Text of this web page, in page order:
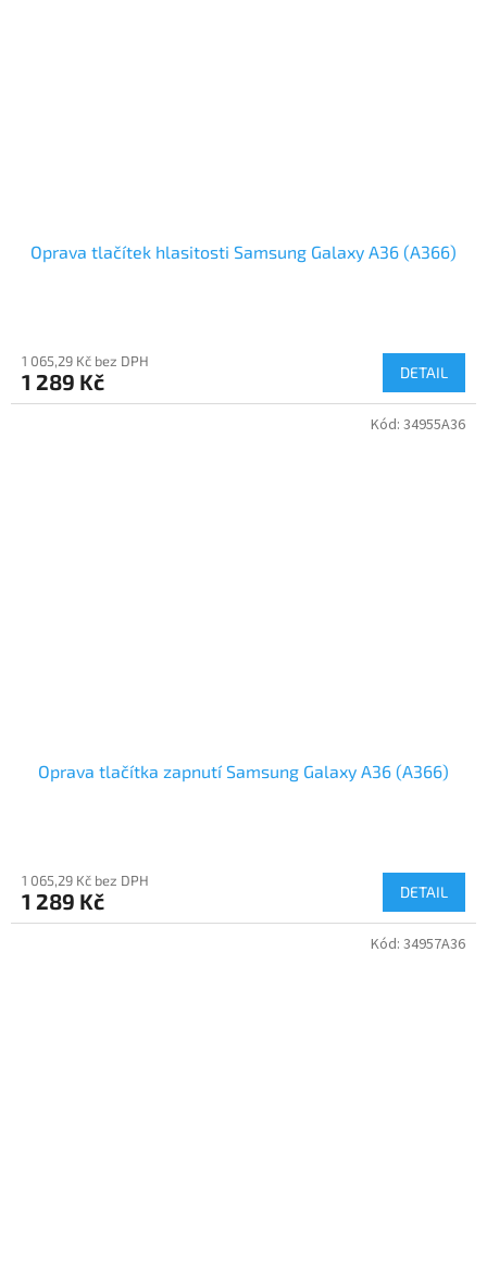
Oprava tlačítek hlasitosti Samsung Galaxy A36 (A366)
1 065,29 Kč bez DPH
1 289 Kč DETAIL
Oprava tlačítka zapnutí Samsung Galaxy A36 (A366)
1 065,29 Kč bez DPH
1 289 Kč DETAIL
Kód: 34955A36
Kód: 34957A36